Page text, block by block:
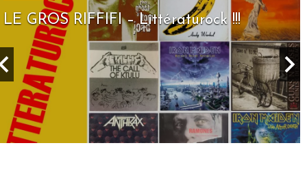
LE GROS RIFFIFI – Littératurock !!!